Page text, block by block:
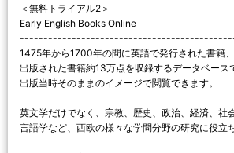
＜無料トライアル2＞
Early English Books Online
1475年から1700年の間に英語で発行された書籍
出版された書籍約13万点を収録するデータベース
出版当時そのままのイメージで閲覧できます。
英文学だけでなく、宗教、歴史、政治、経済、社
言語学など、西欧の様々な学問分野の研究に役立